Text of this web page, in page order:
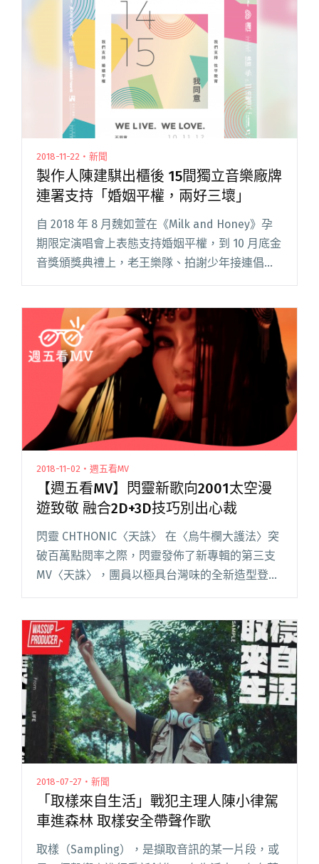
兮兮的特質其實遺傳自閱讀全文 "【週五看MV】
Leo王躺上手術台 神經質來自媽媽遺傳？"
2018-11-22・新聞
製作人陳建騏出櫃後 15間獨立音樂廠牌
連署支持「婚姻平權，兩好三壞」
自 2018 年 8 月魏如萱在《Milk and Honey》孕
期限定演唱會上表態支持婚姻平權，到 10 月底金
音獎頒獎典禮上，老王樂隊、拍謝少年接連倡議
大家在 11 月 24 日的公投案，投下「兩好三壞」
"製作人陳建騏出櫃後 15間獨立音樂廠牌連署支持
「婚姻平權，兩好三壞」"
2018-11-02・週五看MV
【週五看MV】閃靈新歌向2001太空漫
遊致敬 融合2D+3D技巧別出心裁
閃靈 CHTHONIC〈天誅〉 在〈烏牛欄大護法〉突
破百萬點閱率之際，閃靈發佈了新專輯的第三支
MV〈天誅〉，團員以極具台灣味的全新造型登
場，讓人眼睛為之一亮。MV 邀請過去操刀〈鬼
經典作品的老夥伴閱讀全文 "【週五看MV】閃靈
新歌向2001太空漫遊致敬 融合2D+3D技巧別出心
裁"
2018-07-27・新聞
「取樣來自生活」戰犯主理人陳小律駕
車進森林 取樣安全帶聲作歌
取樣（Sampling），是擷取音訊的某一片段，或